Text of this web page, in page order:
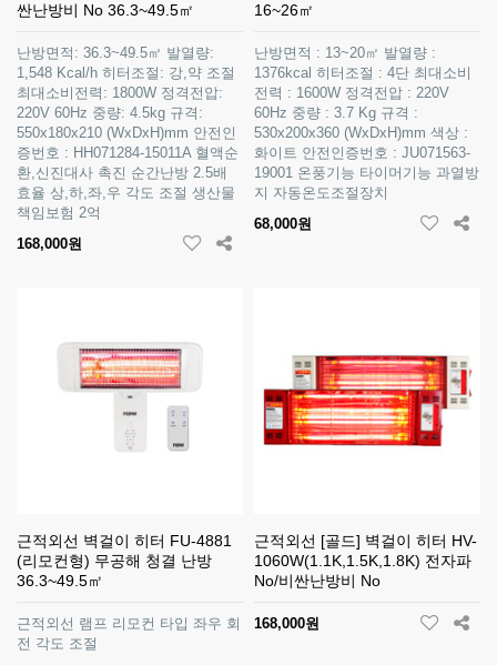
싼난방비 No 36.3~49.5㎡
난방면적: 36.3~49.5㎡ 발열량:
1,548 Kcal/h 히터조절: 강,약 조절
최대소비전력: 1800W 정격전압:
220V 60Hz 중량: 4.5kg 규격:
550x180x210 (WxDxH)mm 안전인
증번호 : HH071284-15011A 혈액순
환,신진대사 촉진 순간난방 2.5배
효율 상,하,좌,우 각도 조절 생산물
책임보험 2억
168,000원
16~26㎡
난방면적 : 13~20㎡ 발열량 :
1376kcal 히터조절 : 4단 최대소비
전력 : 1600W 정격전압 : 220V
60Hz 중량 : 3.7 Kg 규격 :
530x200x360 (WxDxH)mm 색상 :
화이트 안전인증번호 : JU071563-
19001 온풍기능 타이머기능 과열방
지 자동온도조절장치
68,000원
근적외선 벽걸이 히터 FU-4881
(리모컨형) 무공해 청결 난방
36.3~49.5㎡
근적외선 램프 리모컨 타입 좌우 회
전 각도 조절
근적외선 [골드] 벽걸이 히터 HV-
1060W(1.1K,1.5K,1.8K) 전자파
No/비싼난방비 No
168,000원